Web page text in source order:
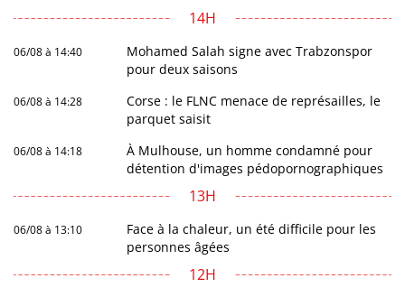
14H
06/08 à 14:40
Mohamed Salah signe avec Trabzonspor
pour deux saisons
06/08 à 14:28
Corse : le FLNC menace de représailles, le
parquet saisit
06/08 à 14:18
À Mulhouse, un homme condamné pour
détention d'images pédopornographiques
13H
06/08 à 13:10
Face à la chaleur, un été difficile pour les
personnes âgées
12H